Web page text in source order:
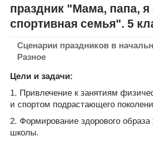
праздник "Мама, папа, я
спортивная семья". 5
Сценарии праздников в
Разное
Цели и задачи:
1. Привлечение к занятиям
и спортом подрастающего
2. Формирование здорового
школы.